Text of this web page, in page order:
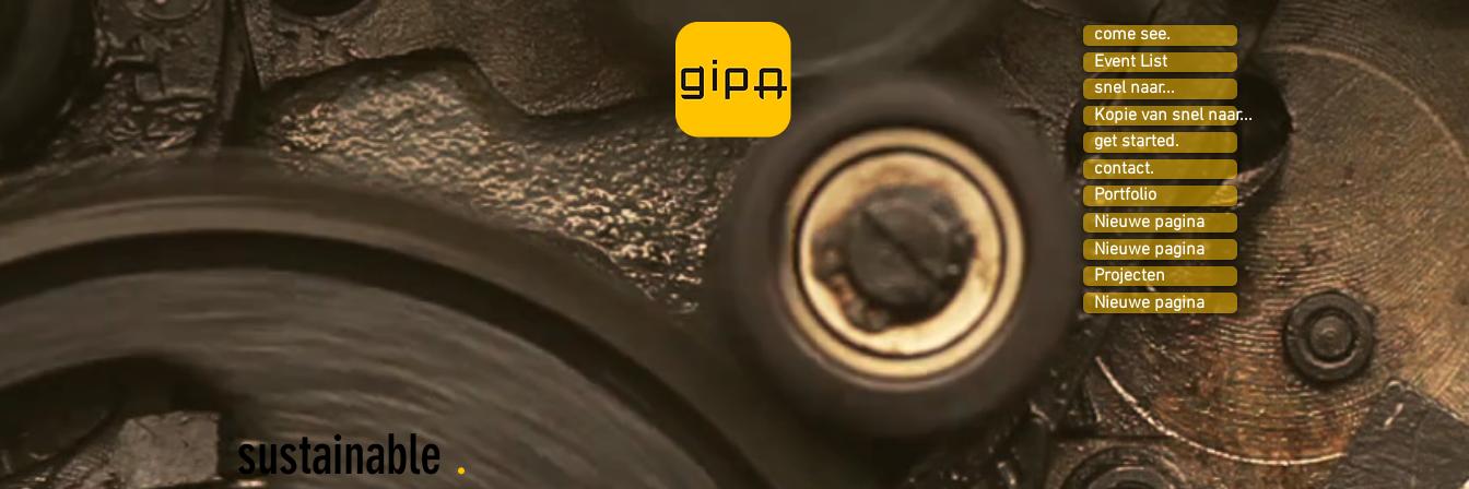
come see.
Event List
snel naar...
Kopie van snel naar...
get started.
contact.
Portfolio
Nieuwe pagina
Nieuwe pagina
Projecten
Nieuwe pagina
sustainable .